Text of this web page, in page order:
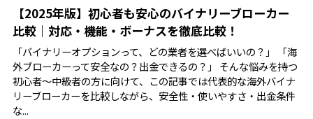
【2025年版】初心者も安心のバイナリーブローカー
比較｜対応・機能・ボーナスを徹底比較！
「バイナリーオプションって、どの業者を選べばいいの？」 「海
外ブローカーって安全なの？出金できるの？」 そんな悩みを持つ
初心者〜中級者の方に向けて、この記事では代表的な海外バイナ
リーブローカーを比較しながら、安全性・使いやすさ・出金条件
な...